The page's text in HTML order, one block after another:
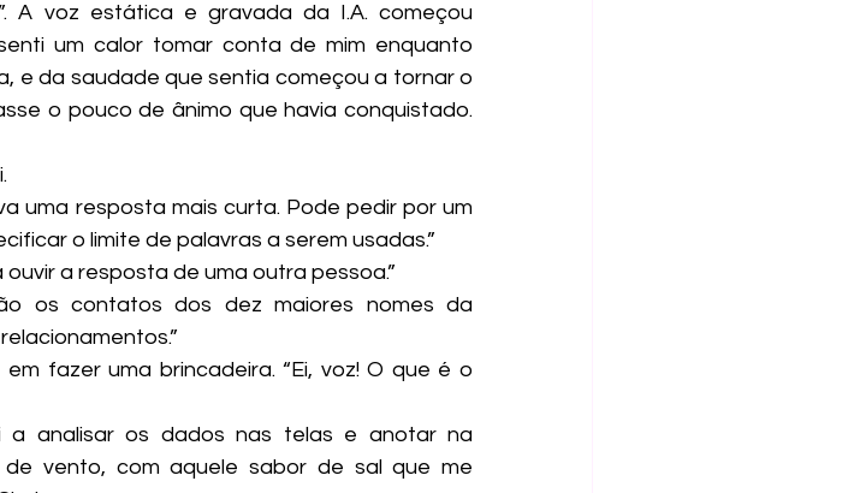
A voz estática e gravada da I.A. começou
um calor tomar conta de mim enquanto
e da saudade que sentia começou a tornar o
o pouco de ânimo que havia conquistado.
o limite de palavras a serem usadas.”
a resposta de uma outra pessoa.”
vento, com aquele sabor de sal que me